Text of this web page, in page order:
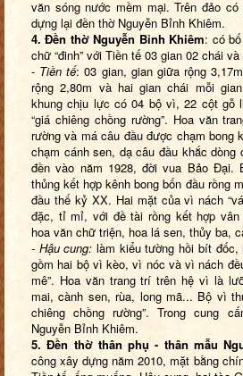
văn sóng nước mềm mại. Trên đảo
dựng lại đền thờ Nguyễn Bỉnh Khiêm.
4. Đền thờ Nguyễn Bỉnh Khiêm: có
chữ “đinh” với Tiền tế 03 gian 02 chái
- Tiền tế: 03 gian, gian giữa rộng
rộng 2,80m và hai gian chái mỗi
khung chịu lực có 04 bộ vì, 22 cột gỗ
“giá chiêng chồng rường”. Hoa văn
rường và má câu đầu được chạm bong
chạm cánh sen, dạ câu đầu khắc
đền vào năm 1928, đời vua Bảo Đại.
thủng kết hợp kênh bong bốn đầu rồng
đầu thế kỷ XX. Hai mặt của vì nách
đặc, tỉ mỉ, với đề tài rồng kết hợp
hoa văn chữ triện, hoa lá sen, thủy ba,
- Hậu cung: làm kiểu tường hồi bít đốc,
gồm hai bộ vì kèo, vì nóc và vì nách
mê”. Hoa văn trang trí trên hệ vì là
mai, cành sen, rùa, long mã... Bộ vì
chiêng chồng rường”. Trong cung
Nguyễn Bỉnh Khiêm.
5. Đền thờ thân phụ - thân mẫu
công xây dựng năm 2010, mặt bằng